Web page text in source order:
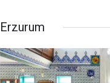
Erzurum